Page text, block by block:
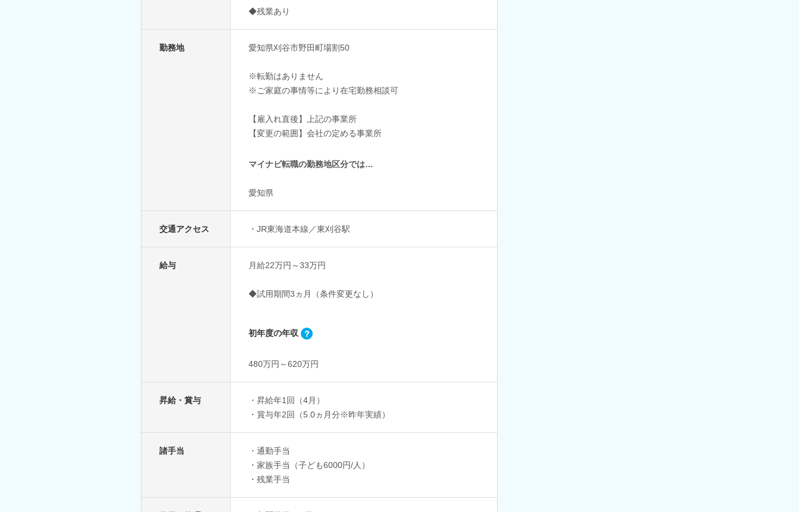
◆残業あり
勤務地 愛知県刈谷市野田町場割50
※転勤はありません
※ご家庭の事情等により在宅勤務相談可
【雇入れ直後】上記の事業所
【変更の範囲】会社の定める事業所
マイナビ転職の勤務地区分では…
愛知県
交通アクセス ・JR東海道本線／東刈谷駅
給与 月給22万円～33万円
◆試用期間3ヵ月（条件変更なし）
初年度の年収
480万円～620万円
昇給・賞与
・昇給年1回（4月）
・賞与年2回（5.0ヵ月分※昨年実績）
諸手当
・通勤手当
・家族手当（子ども6000円/人）
・残業手当